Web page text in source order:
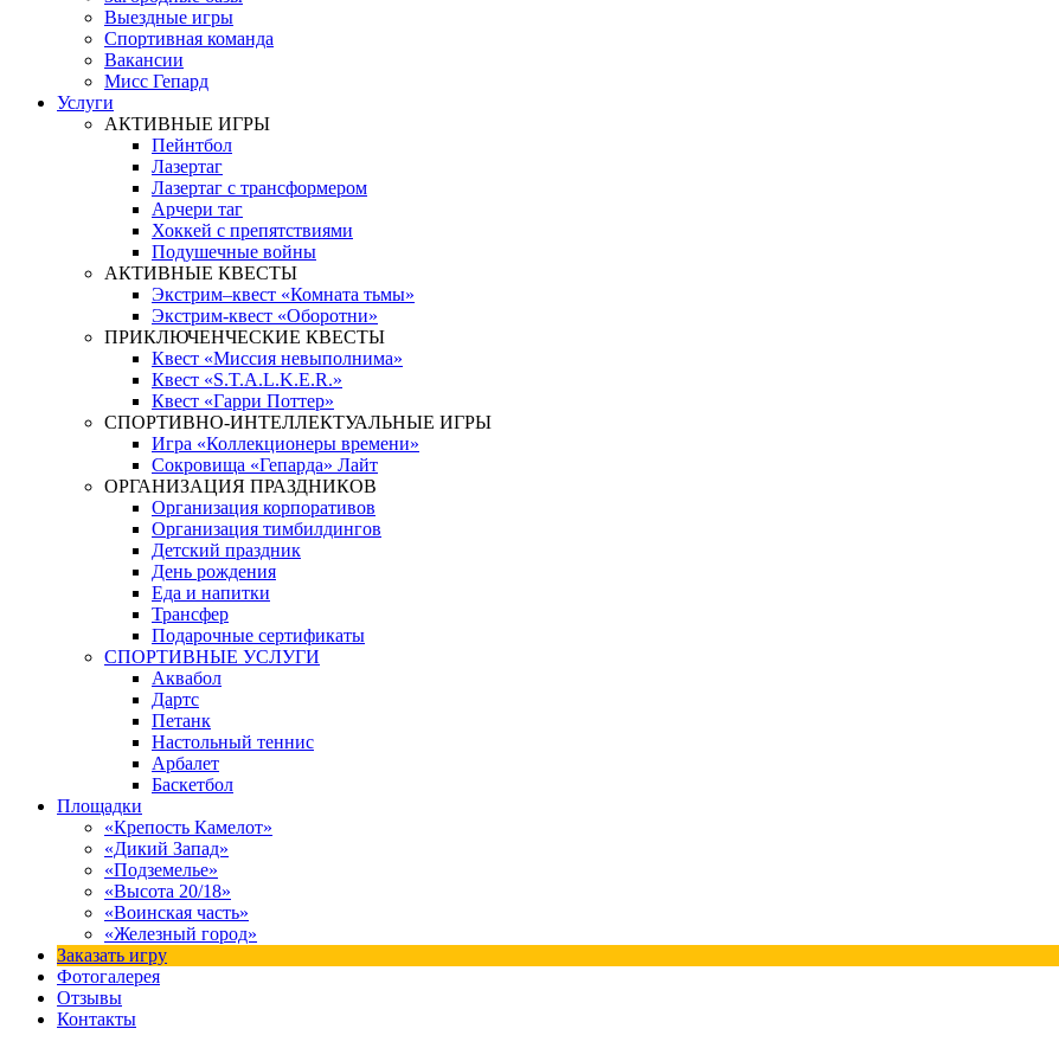
Выездные игры
Спортивная команда
Вакансии
Мисс Гепард
Услуги
АКТИВНЫЕ ИГРЫ
Пейнтбол
Лазертаг
Лазертаг с трансформером
Арчери таг
Хоккей с препятствиями
Подушечные войны
АКТИВНЫЕ КВЕСТЫ
Экстрим–квест «Комната тьмы»
Экстрим-квест «Оборотни»
ПРИКЛЮЧЕНЧЕСКИЕ КВЕСТЫ
Квест «Миссия невыполнима»
Квест «S.T.A.L.K.E.R.»
Квест «Гарри Поттер»
СПОРТИВНО-ИНТЕЛЛЕКТУАЛЬНЫЕ ИГРЫ
Игра «Коллекционеры времени»
Сокровища «Гепарда» Лайт
ОРГАНИЗАЦИЯ ПРАЗДНИКОВ
Организация корпоративов
Организация тимбилдингов
Детский праздник
День рождения
Еда и напитки
Трансфер
Подарочные сертификаты
СПОРТИВНЫЕ УСЛУГИ
Аквабол
Дартс
Петанк
Настольный теннис
Арбалет
Баскетбол
Площадки
«Крепость Камелот»
«Дикий Запад»
«Подземелье»
«Высота 20/18»
«Воинская часть»
«Железный город»
Заказать игру
Фотогалерея
Отзывы
Контакты